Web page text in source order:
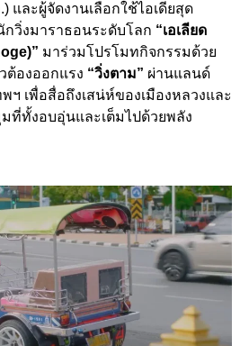
และผู้จัดงานเลือกใช้ไอเดียสุด
วิ่งมาราธอนระดับโลก “เอเลียด
มาร่วมโปรโมทกิจกรรมด้วย
ต้องออกแรง “วิ่งตาม” ผ่านแลนด์
ฯ เพื่อสื่อถึงเสน่ห์ของเมืองหลวงและ
ที่ทั้งอบอุ่นและเต็มไปด้วยพลัง